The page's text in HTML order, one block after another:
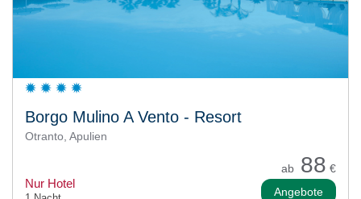
Borgo Mulino A Vento - Resort
Otranto, Apulien
ab 88 €
Nur Hotel
Angebote